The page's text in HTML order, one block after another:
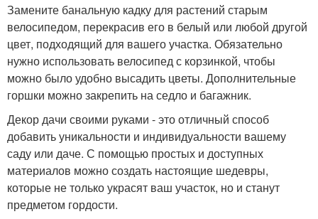
Замените банальную кадку для растений старым
велосипедом, перекрасив его в белый или любой другой
цвет, подходящий для вашего участка. Обязательно
нужно использовать велосипед с корзинкой, чтобы
можно было удобно высадить цветы. Дополнительные
горшки можно закрепить на седло и багажник.
Декор дачи своими руками - это отличный способ
добавить уникальности и индивидуальности вашему
саду или даче. С помощью простых и доступных
материалов можно создать настоящие шедевры,
которые не только украсят ваш участок, но и станут
предметом гордости.